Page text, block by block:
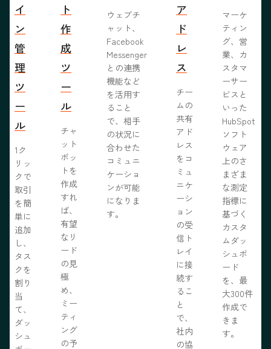
イ
ン
管
理
ツ
ー
ル
1ク
リッ
クで
取引
を簡
単に
追加
し、
タス
クを
割り
当
て、
ダッ
シュ
ト
作
成
ツ
ー
ル
チャ
ット
ボッ
トを
作成
すれ
ば、
有望
なリ
ード
の見
極
め、
ミー
ティ
ング
の予
ウェブチ
ャット、
Facebook
Messenger
との連携
機能など
を活用す
ること
で、相手
の状況に
合わせた
コミュニ
ケーショ
ンが可能
になりま
す。
ア
ド
レ
ス
チー
ムの
共有
アド
レス
をコ
ミュ
ニケ
ーシ
ョン
の受
信ト
レイ
に接
続す
るこ
と
で、
社内
の協
マーケ
ティン
グ、営
業、カ
スタマ
ーサー
ビスと
いった
HubSpot
ソフト
ウェア
上のさ
まざま
な測定
指標に
基づく
カスタ
ムダッ
シュボ
ード
を、最
大300件
作成で
きま
す。